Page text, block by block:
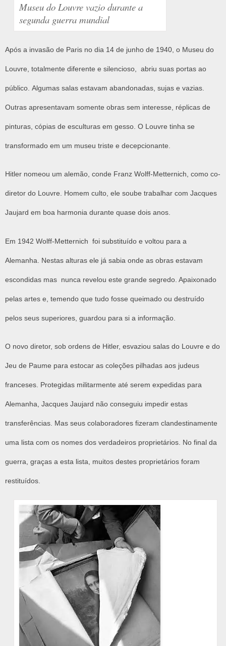
Museu do Louvre vazio durante a
segunda guerra mundial
Após a invasão de Paris no dia 14 de junho de 1940, o Museu do
Louvre, totalmente diferente e silencioso, abriu suas portas ao
público. Algumas salas estavam abandonadas, sujas e vazias.
Outras apresentavam somente obras sem interesse, réplicas de
pinturas, cópias de esculturas em gesso. O Louvre tinha se
transformado em um museu triste e decepcionante.
Hitler nomeou um alemão, conde Franz Wolff-Metternich, como co-
diretor do Louvre. Homem culto, ele soube trabalhar com Jacques
Jaujard em boa harmonia durante quase dois anos.
Em 1942 Wolff-Metternich foi substituído e voltou para a
Alemanha. Nestas alturas ele já sabia onde as obras estavam
escondidas mas nunca revelou este grande segredo. Apaixonado
pelas artes e, temendo que tudo fosse queimado ou destruído
pelos seus superiores, guardou para si a informação.
O novo diretor, sob ordens de Hitler, esvaziou salas do Louvre e do
Jeu de Paume para estocar as coleções pilhadas aos judeus
franceses. Protegidas militarmente até serem expedidas para
Alemanha, Jacques Jaujard não conseguiu impedir estas
transferências. Mas seus colaboradores fizeram clandestinamente
uma lista com os nomes dos verdadeiros proprietários. No final da
guerra, graças a esta lista, muitos destes proprietários foram
restituídos.